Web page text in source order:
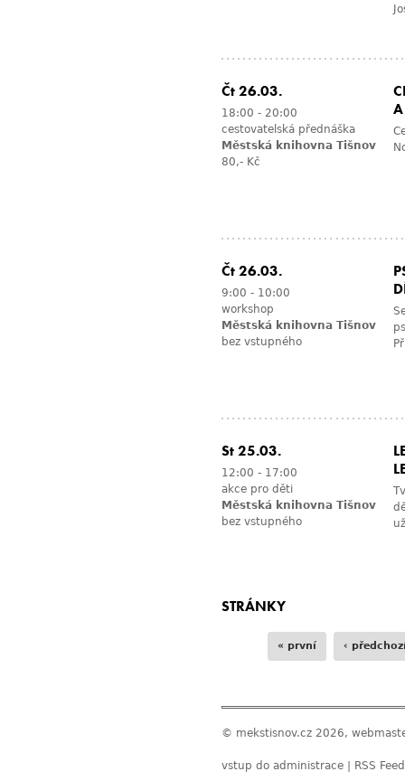
Čt 26.03.
18:00 - 20:00
cestovatelská přednáška
Městská knihovna Tišnov
80,- Kč
A
Čt 26.03.
9:00 - 10:00
workshop
Městská knihovna Tišnov
bez vstupného
St 25.03.
12:00 - 17:00
akce pro děti
Městská knihovna Tišnov
bez vstupného
STRÁNKY
« první ‹
© mekstisnov.cz 2026,
vstup do administrace RSS Feed